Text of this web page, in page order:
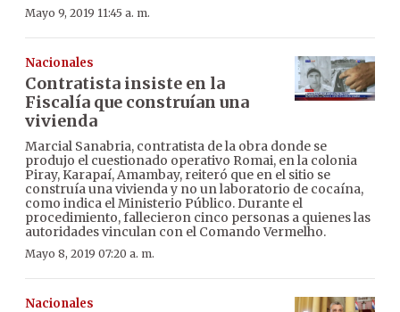
Mayo 9, 2019 11:45 a. m.
Nacionales
Contratista insiste en la
Fiscalía que construían una
vivienda
Marcial Sanabria, contratista de la obra donde se
produjo el cuestionado operativo Romai, en la colonia
Piray, Karapaí, Amambay, reiteró que en el sitio se
construía una vivienda y no un laboratorio de cocaína,
como indica el Ministerio Público. Durante el
procedimiento, fallecieron cinco personas a quienes las
autoridades vinculan con el Comando Vermelho.
Mayo 8, 2019 07:20 a. m.
Nacionales